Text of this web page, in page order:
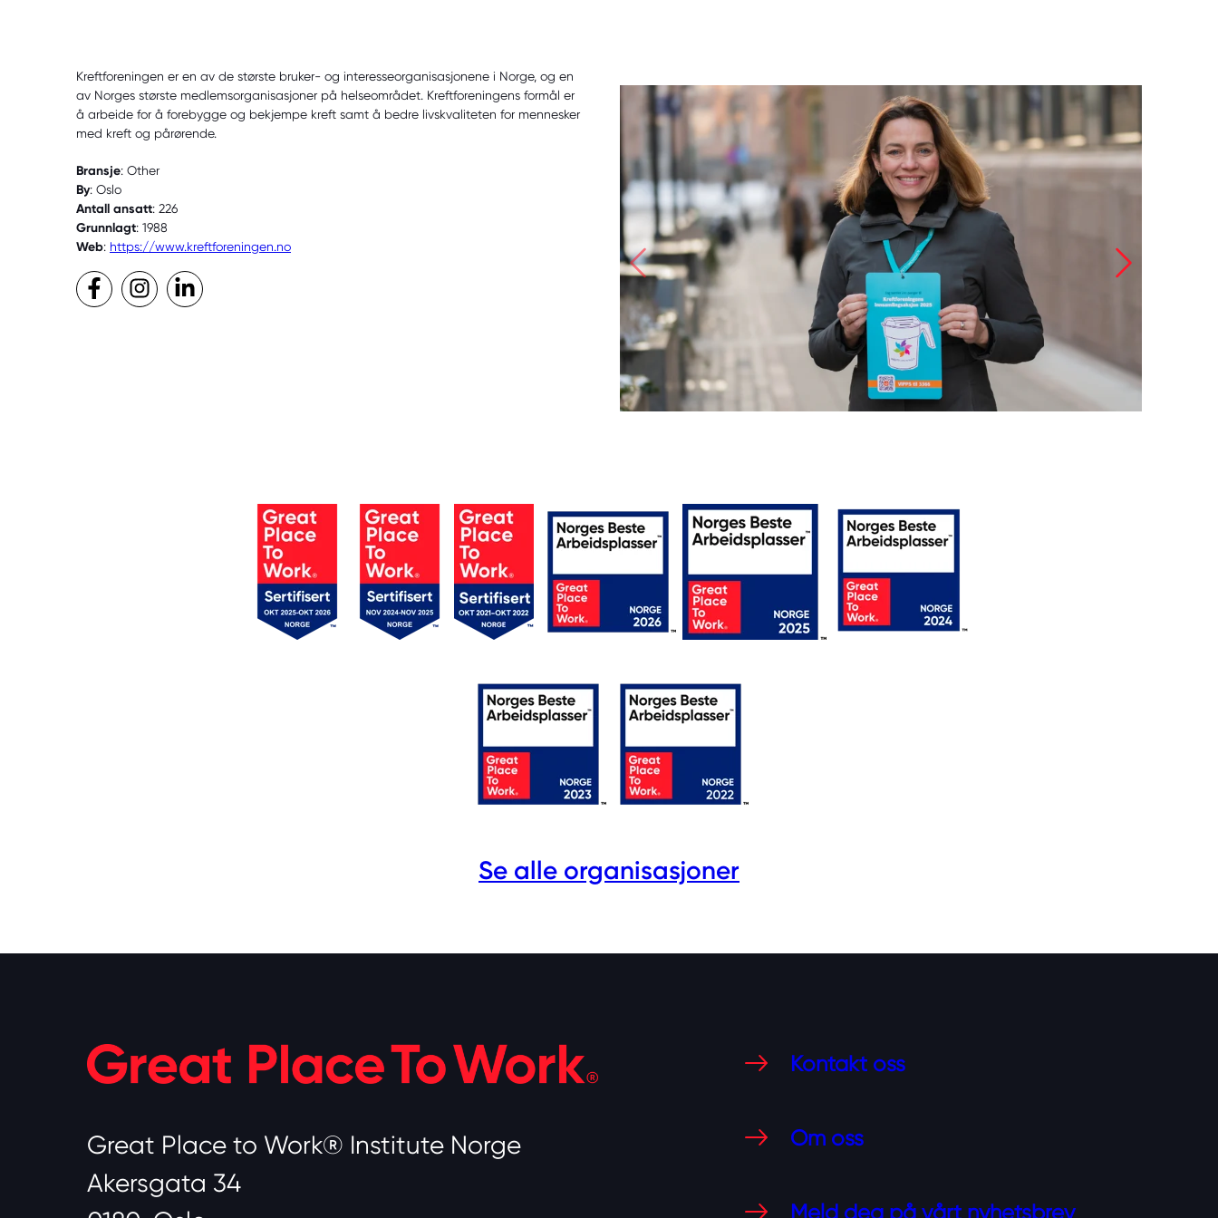
Kreftforeningen er en av de største bruker- og interesseorganisasjonene i Norge, og en
av Norges største medlemsorganisasjoner på helseområdet. Kreftforeningens formål er
å arbeide for å forebygge og bekjempe kreft samt å bedre livskvaliteten for mennesker
med kreft og pårørende.
Bransje: Other
By: Oslo
Antall ansatt: 226
Grunnlagt: 1988
Web: https://www.kreftforeningen.no
Facebook
Instagram
LinkedIn
Se alle organisasjoner
Great Place to Work® Institute Norge
Akersgata 34
Kontakt oss
Om oss
Meld deg på vårt nyhetsbrev